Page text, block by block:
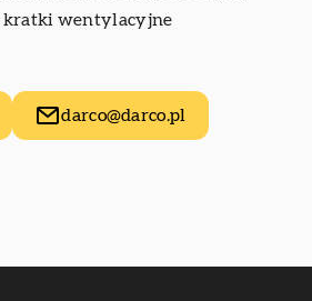
kratki wentylacyjne
darco@darco.pl